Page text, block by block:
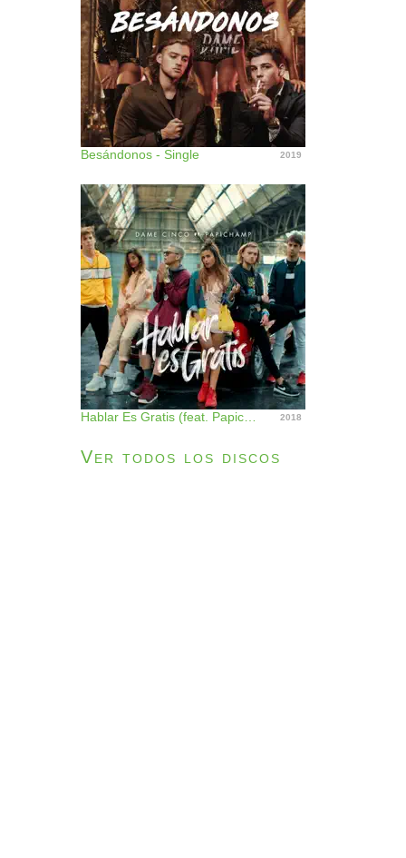
Besándonos - Single 2019
2018
Ver todos los discos